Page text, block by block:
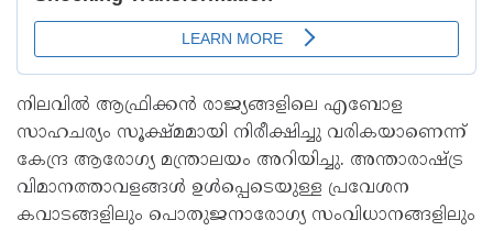
നിലവിൽ ആഫ്രിക്കൻ രാജ്യങ്ങളിലെ എബോള
സാഹചര്യം സൂക്ഷ്മമായി നിരീക്ഷിച്ചു വരികയാണെന്ന്
കേന്ദ്ര ആരോഗ്യ മന്ത്രാലയം അറിയിച്ചു. അന്താരാഷ്ട്ര
വിമാനത്താവളങ്ങൾ ഉൾപ്പെടെയുള്ള പ്രവേശന
കവാടങ്ങളിലും പൊതുജനാരോഗ്യ സംവിധാനങ്ങളിലും